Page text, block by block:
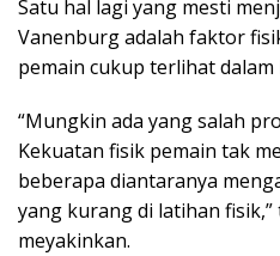
Satu hal lagi yang mesti
Vanenburg adalah faktor
pemain cukup terlihat dalam
“Mungkin ada yang salah
Kekuatan fisik pemain tak
beberapa diantaranya
yang kurang di latihan
meyakinkan.